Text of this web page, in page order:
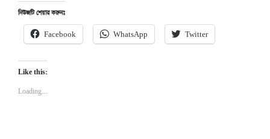
নিউজটি শেয়ার করুনঃ
Facebook WhatsApp Twitter
Like this:
Loading...